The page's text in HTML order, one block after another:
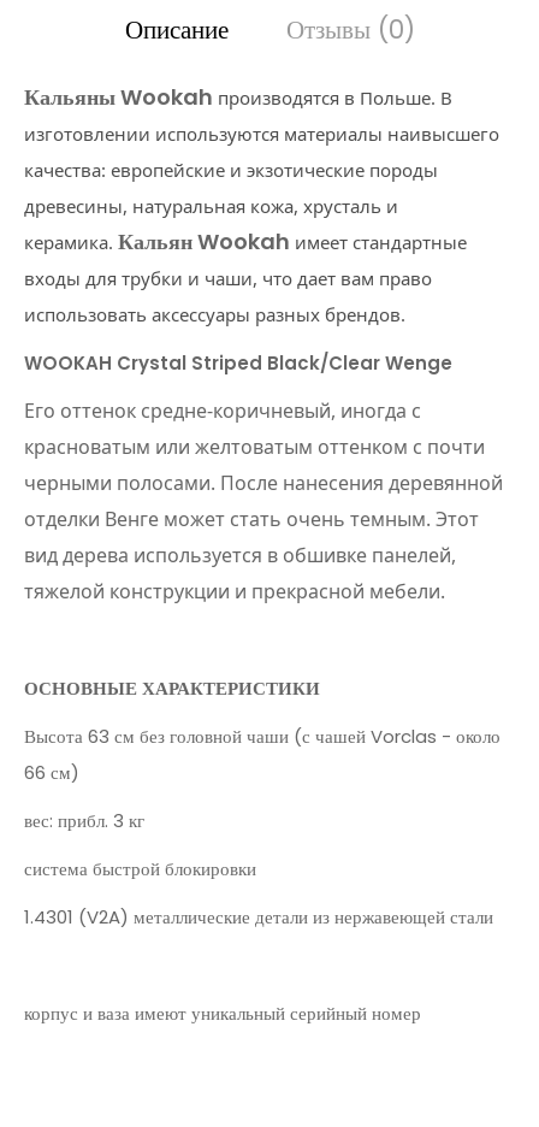
Описание Отзывы (0)
Кальяны Wookah производятся в Польше. В
изготовлении используются материалы наивысшего
качества: европейские и экзотические породы
древесины, натуральная кожа, хрусталь и
керамика. Кальян Wookah имеет стандартные
входы для трубки и чаши, что дает вам право
использовать аксессуары разных брендов.
WOOKAH Crystal Striped Black/Clear Wenge
Его оттенок средне-коричневый, иногда с
красноватым или желтоватым оттенком с почти
черными полосами. После нанесения деревянной
отделки Венге может стать очень темным. Этот
вид дерева используется в обшивке панелей,
тяжелой конструкции и прекрасной мебели.
ОСНОВНЫЕ ХАРАКТЕРИСТИКИ
Высота 63 см без головной чаши (с чашей Vorclas - около
66 см)
вес: прибл. 3 кг
система быстрой блокировки
1.4301 (V2A) металлические детали из нержавеющей стали
корпус и ваза имеют уникальный серийный номер